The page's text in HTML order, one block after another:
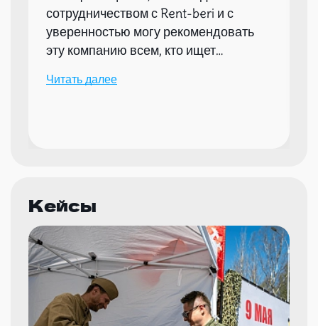
сотрудничеством с Rent-beri и с
уверенностью могу рекомендовать
эту компанию всем, кто ищет
мероприятий.
Читать далее
Кейсы